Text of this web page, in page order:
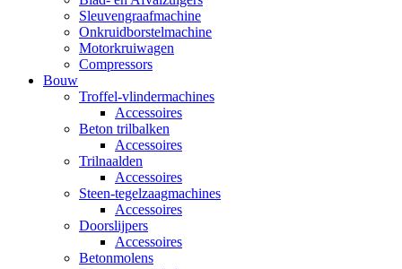
Sleuvengraafmachine
Onkruidborstelmachine
Motorkruiwagen
Compressors
Bouw
Troffel-vlindermachines
Accessoires
Beton trilbalken
Accessoires
Trilnaalden
Accessoires
Steen-tegelzaagmachines
Accessoires
Doorslijpers
Accessoires
Betonmolens